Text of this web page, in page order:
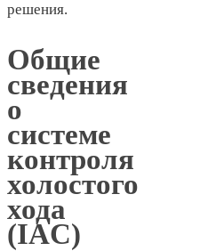
решения.
Общие
сведения
о
системе
контроля
холостого
хода
(IAC)